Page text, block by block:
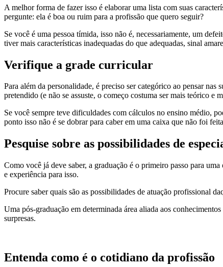
A melhor forma de fazer isso é elaborar uma lista com suas
pergunte: ela é boa ou ruim para a profissão que quero seguir?
Se você é uma pessoa tímida, isso não é, necessariamente, um
tiver mais características inadequadas do que adequadas, sinal
Verifique a grade curricular
Para além da personalidade, é preciso ser categórico ao pensar
pretendido (e não se assuste, o começo costuma ser mais teórico e
Se você sempre teve dificuldades com cálculos no ensino médio,
ponto isso não é se dobrar para caber em uma caixa que não foi
Pesquise sobre as possibilidades de
Como você já deve saber, a graduação é o primeiro passo para
e experiência para isso.
Procure saber quais são as possibilidades de atuação profissional
Uma pós-graduação em determinada área aliada aos
surpresas.
Entenda como é o cotidiano da profissão